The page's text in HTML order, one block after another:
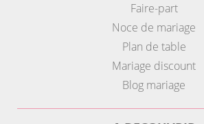
Faire-part
Noce de mariage
Plan de table
Mariage discount
Blog mariage